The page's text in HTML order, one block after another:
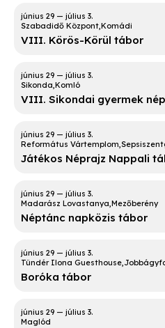
Szabadidő Központ Komádi
VIII. Körös-Körül tábor
Sikonda Komló
VIII. Sikondai gyermek
Református Vártemplom
Játékos Néprajz Nappali
Madarász Lovastanya Mezőberény
Néptánc napközis tábor
Tündér Ilona Guesthouse
Boróka tábor
Maglód